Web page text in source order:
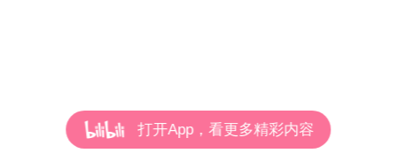
打开App，看更多精彩内容